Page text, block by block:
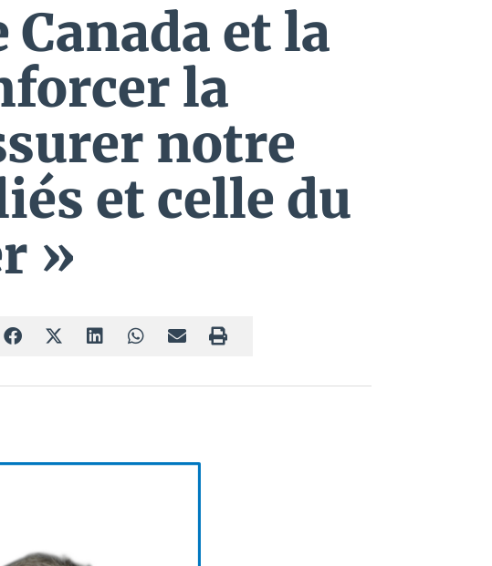
et la
la
notre
et celle du
»